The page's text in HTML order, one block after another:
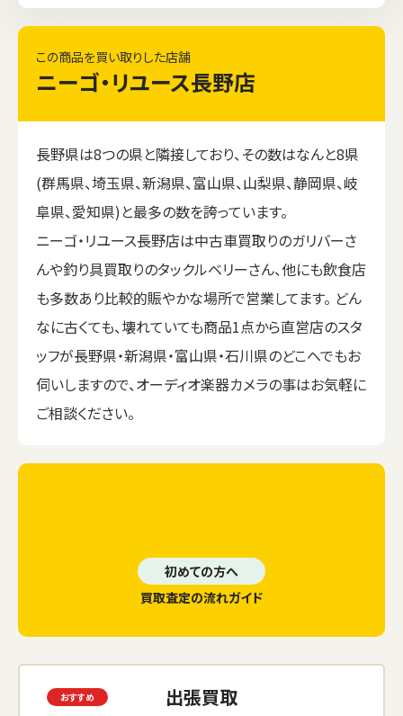
この商品を買い取りした店舗
ニーゴ・リユース長野店
長野県は8つの県と隣接しており、その数はなんと8県
(群馬県、埼玉県、新潟県、富山県、山梨県、静岡県、岐
阜県、愛知県)と最多の数を誇っています。
ニーゴ・リユース長野店は中古車買取りのガリバーさ
んや釣り具買取りのタックルベリーさん、他にも飲食店
も多数あり比較的賑やかな場所で営業してます。 どん
なに古くても、壊れていても商品1点から直営店のスタ
ッフが長野県・新潟県・富山県・石川県のどこへでもお
伺いしますので、オーディオ楽器カメラの事はお気軽に
ご相談ください。
初めての方へ
買取査定の流れガイド
出張買取